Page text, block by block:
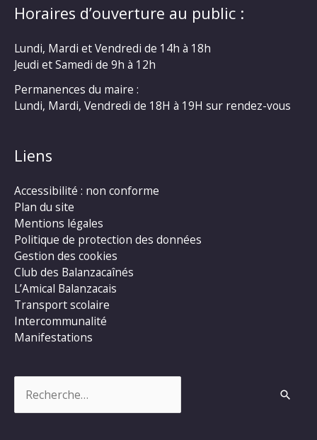
Horaires d’ouverture au public :
Lundi, Mardi et Vendredi de 14h à 18h
Jeudi et Samedi de 9h à 12h
Permanences du maire :
Lundi, Mardi, Vendredi de 18H à 19H sur rendez-vous
Liens
Accessibilité : non conforme
Plan du site
Mentions légales
Politique de protection des données
Gestion des cookies
Club des Balanzacaînés
L’Amical Balanzacais
Transport scolaire
Intercommunalité
Manifestations